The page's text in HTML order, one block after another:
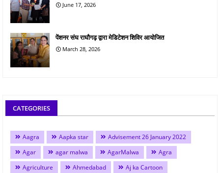
June 17, 2026
पेंशनर संघ राघौगढ़ द्वारा मेडिटेशन शिविर आयोजित
March 28, 2026
CATEGORIES
Aagra Aapka star
Advisement 26 January 2022
Agar
agar malwa AgarMalwa
Agra
Agriculture
Ahmedabad Aj ka Cartoon